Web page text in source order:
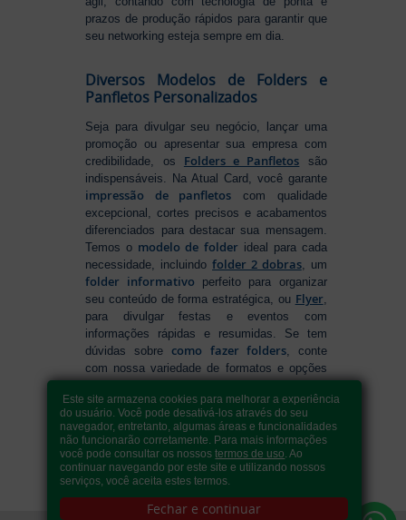
prazos de produção rápidos para garantir que
seu networking esteja sempre em dia.
Diversos Modelos de Folders e
Panfletos Personalizados
Seja para divulgar seu negócio, lançar uma
promoção ou apresentar sua empresa com
credibilidade, os Folders e Panfletos são
indispensáveis. Na Atual Card, você garante
impressão de panfletos com qualidade
excepcional, cortes precisos e acabamentos
diferenciados para destacar sua mensagem.
Temos o modelo de folder ideal para cada
necessidade, incluindofolder 2 dobras, um
folder informativo perfeito para organizar
seu conteúdo de forma estratégica, ou Flyer,
para divulgar festas e eventos com
informações rápidas e resumidas. Se tem
dúvidas sobrecomo fazer folders, conte
com nossa variedade de formatos e opções
destaca. Produção ágil, entrega rápida e
qualidade garantida para levar sua
comunicação a outro nível!
Este site armazena cookies para melhorar a experiência
do usuário. Você pode desativá-los através do seu
navegador, entretanto, algumas áreas e funcionalidades
não funcionarão corretamente. Para mais informações
você pode consultar os nossostermos de uso. Ao
continuar navegando por este site e utilizando nossos
serviços, você aceita estes termos.
Fechar e continuar